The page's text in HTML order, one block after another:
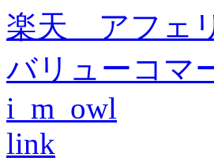
楽天 アフェ
バリューコ
i_m_owl
link